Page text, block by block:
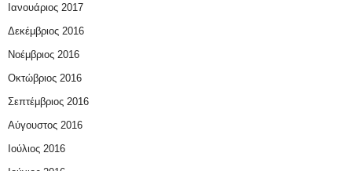
Ιανουάριος 2017
Δεκέμβριος 2016
Νοέμβριος 2016
Οκτώβριος 2016
Σεπτέμβριος 2016
Αύγουστος 2016
Ιούλιος 2016